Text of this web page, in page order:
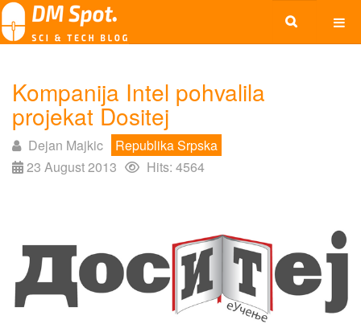
Kompanija Intel pohvalila
projekat Dositej
Dejan Majkic
Republika Srpska
23 August 2013
Hits: 4564